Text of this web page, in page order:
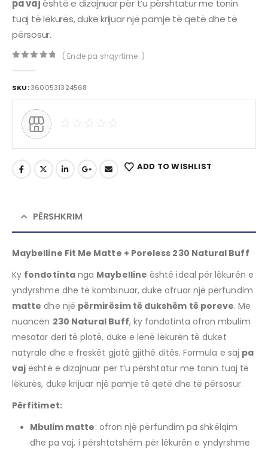
pa vajështë e dizajnuar për t’u përshtatur me tonin
tuaj të lëkurës, duke krijuar një pamje të qetë dhe të
përsosur.
( Ende pa shqyrtime. )
SKU:3600531324568
ADD TO WISHLIST
PËRSHKRIM
Maybelline Fit Me Matte + Poreless 230 Natural Buff
Ky fondotintanga Maybelline është ideal për lëkurën e
yndyrshme dhe të kombinuar, duke ofruar një përfundim
matte dhe një përmirësim të dukshëm të poreve. Me
nuancën 230 Natural Buff, ky fondotinta ofron mbulim
mesatar deri të plotë, duke e lënë lëkurën të duket
natyrale dhe e freskët gjatë gjithë ditës. Formula e saj pa
vaj është e dizajnuar për t’u përshtatur me tonin tuaj të
lëkurës, duke krijuar një pamje të qetë dhe të përsosur.
Përfitimet:
Mbulim matte: ofron një përfundim pa shkëlqim
dhe pa vaj, i përshtatshëm për lëkurën e yndyrshme